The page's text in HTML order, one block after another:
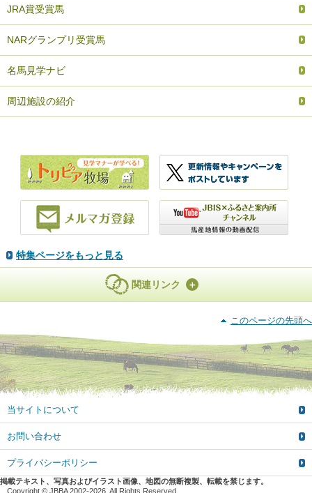
JRA賞受賞馬
NARグランプリ受賞馬
名馬見学ナビ
周辺施設の紹介
特集ページをもっと見る
関連リンク
このページの先頭へ
当サイトについて
お問い合わせ
プライバシーポリシー
掲載テキスト、写真およびイラスト画像、地図の無断複製、転載を禁じます。
Copyright © JBBA 2002-2026. All Rights Reserved.